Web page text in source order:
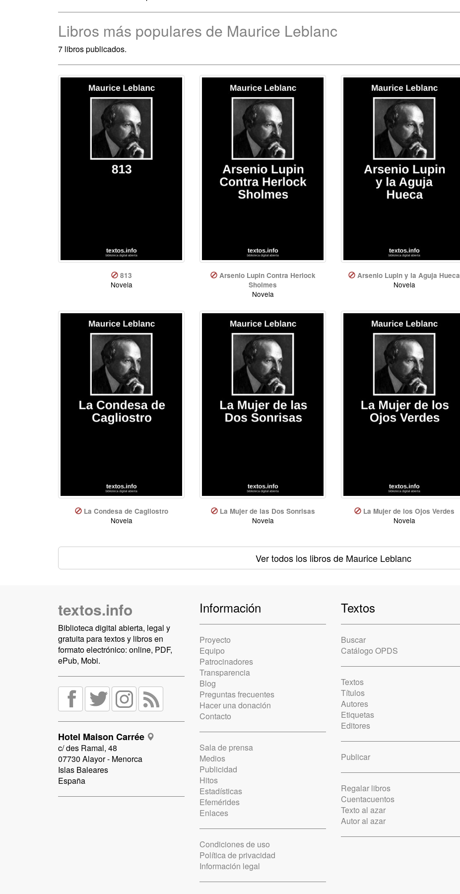
Libros más populares de Maurice Leblanc
7 libros publicados.
813
Novela
Arsenio Lupin Contra Herlock
Sholmes
Novela
Arsenio Lupin y la Aguja Hueca
Novela
La Condesa de Cagliostro
Novela
La Mujer de las Dos Sonrisas
Novela
La Mujer de los Ojos Verdes
Novela
Ver todos los librosde Maurice Leblanc
textos.info
Biblioteca digital abierta, legal y
gratuita para textos y libros en
formato electrónico: online, PDF,
ePub, Mobi.
Hotel Maison Carrée
c/ des Ramal, 48
07730 Alayor - Menorca
Islas Baleares
España
Información
Proyecto
Equipo
Patrocinadores
Transparencia
Blog
Preguntas frecuentes
Hacer una donación
Contacto
Sala de prensa
Medios
Publicidad
Hitos
Estadísticas
Efemérides
Enlaces
Condiciones de uso
Política de privacidad
Información legal
Textos
Buscar
Catálogo OPDS
Textos
Títulos
Autores
Etiquetas
Editores
Publicar
Regalar libros
Cuentacuentos
Texto al azar
Autor al azar